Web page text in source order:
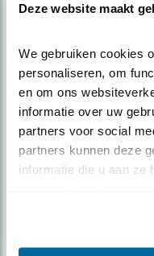
Deze website maakt
We gebruiken cookies
personaliseren, om
en om ons
informatie over uw
partners voor social
partners kunnen deze
informatie die u aan ze